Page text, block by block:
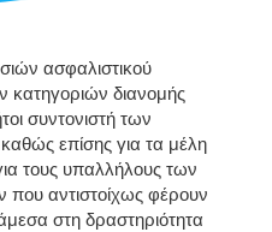
ασφαλιστικού
διανομής
συντονιστή των
επίσης για τα μέλη
τους υπαλλήλους των
που αντιστοίχως φέρουν
στη δραστηριότητα